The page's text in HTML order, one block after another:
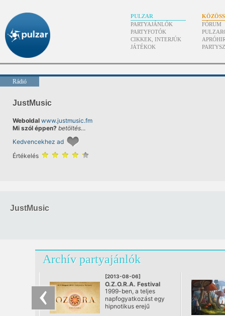
PULZAR
PARTYAJÁNLÓK
PARTYFOTÓK
CIKKEK, INTERJÚK
JÁTÉKOK
FÓRUM
Rádió
JustMusic
Weboldal www.justmusic.fm
Mi szól éppen? betöltés…
Kedvencekhez ad
Értékelés
JustMusic
Archív partyajánlók
[2013-08-06]
O.Z.O.R.A. Festival
2013
1999-ben, a teljes
napfogyatkozást egy
hipnotikus erejű